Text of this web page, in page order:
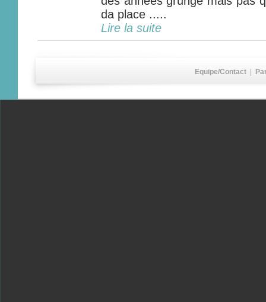
da place .....
Lire la suite
Equipe/Contact